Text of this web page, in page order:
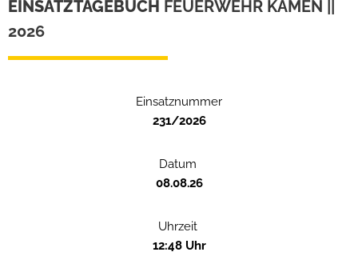
EINSATZTAGEBUCH FEUERWEHR KAMEN ||
2026
Einsatznummer
231/2026
Datum
08.08.26
Uhrzeit
12:48 Uhr